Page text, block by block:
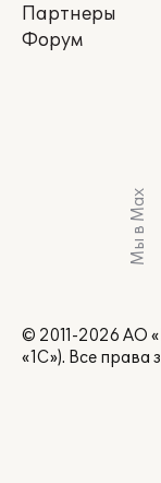
Партнеры
Форум
Мы в Max
© 2011-2026 АО
«1С»). Все